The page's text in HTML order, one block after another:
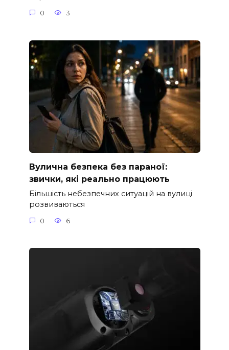
0 3
Вулична безпека без параної:
звички, які реально працюють
Більшість небезпечних ситуацій на вулиці
розвиваються
0 6